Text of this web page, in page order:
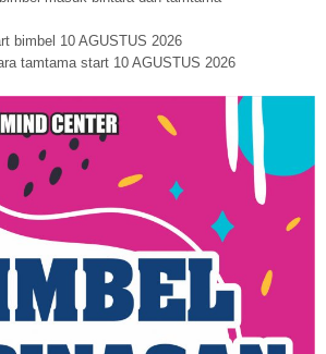
bimbel 10 AGUSTUS 2026
tamtama start 10 AGUSTUS 2026